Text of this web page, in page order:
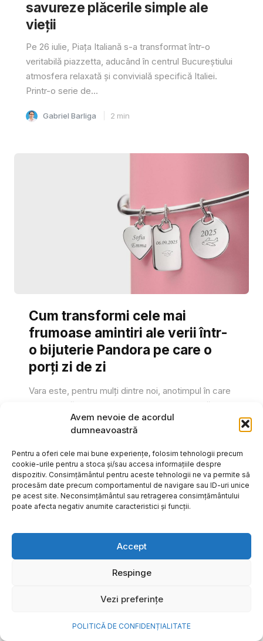
Avem nevoie de acordul
dumneavoastră
Pentru a oferi cele mai bune experiențe, folosim tehnologii precum
cookie-urile pentru a stoca și/sau accesa informațiile despre
dispozitiv. Consimțământul pentru aceste tehnologii ne va permite să
procesăm date precum comportamentul de navigare sau ID-uri unice
pe acest site. Neconsimțământul sau retragerea consimțământului
poate afecta negativ anumite caracteristici și funcții.
Accept
Respinge
Vezi preferințe
POLITICĂ DE CONFIDENȚIALITATE
savureze plăcerile simple ale
vieții
Pe 26 iulie, Piața Italiană s-a transformat într-o
veritabilă piazzetta, aducând în centrul Bucureștiului
atmosfera relaxată și convivială specifică Italiei.
Printr-o serie de...
Gabriel Barliga 2 min
Cum transformi cele mai
frumoase amintiri ale verii într-
o bijuterie Pandora pe care o
porți zi de zi
Vara este, pentru mulți dintre noi, anotimpul în care
se întâmplă cele mai importante lucruri. Plecăm în
vacanțe pe care le planificăm luni...
Cristiana Todiresei
NOVA Power & Gas: un program